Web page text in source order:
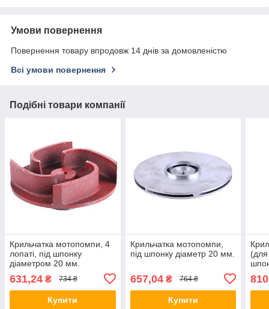
Умови повернення
Повернення товару впродовж 14 днів за домовленістю
Всі умови повернення
Подібні товари компанії
Крильчатка мотопомпи, 4
лопаті, під шпонку
діаметром 20 мм.
631,24 ₴ 734 ₴
Купити
Крильчатка мотопомпи,
під шпонку діаметр 20 мм.
657,04₴ 764 ₴
Купити
(для